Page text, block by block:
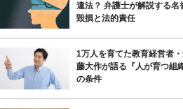
違法？ 弁護士が解説する名
毀損と法的責任
1万人を育てた教育経営者
藤大作が語る『人が育つ組
の条件